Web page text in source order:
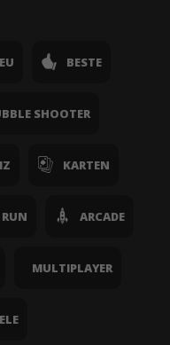
BESTE
SHOOTER
KARTEN
ARCADE
MULTIPLAYER